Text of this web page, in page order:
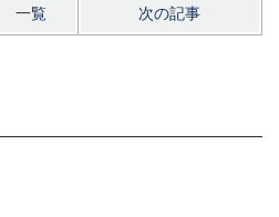
一覧 次の記事